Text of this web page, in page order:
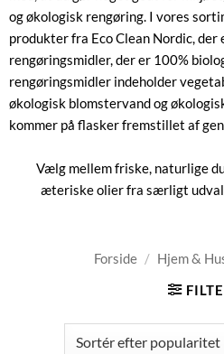
og økologisk rengøring. I vores
produkter fra Eco Clean Nordic,
rengøringsmidler, der er 100%
rengøringsmidler indeholder
økologisk blomstervand og
kommer på flasker fremstillet af
Vælg mellem friske, naturlige
æteriske olier fra særligt
Forside / Hjem &